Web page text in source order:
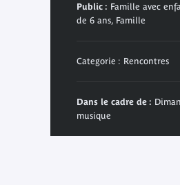
Public : Famille avec
de 6 ans, Famille
Categorie : Rencontres
Dans le cadre de :
musique